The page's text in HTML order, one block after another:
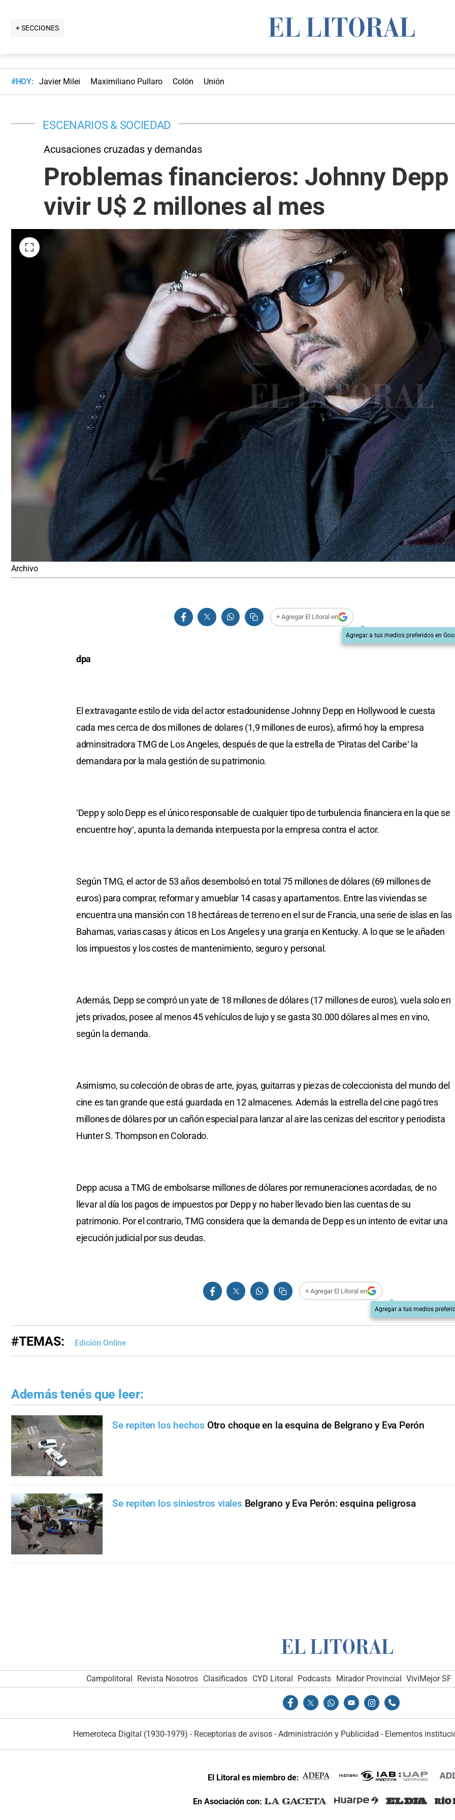
+ SECCIONES
#HOY: Javier Milei Maximiliano Pullaro Colón Unión
ESCENARIOS & SOCIEDAD
Acusaciones cruzadas y demandas
Problemas financieros: Johnny
vivir U$ 2 millones al mes
Archivo
+ Agregar El Litoral en
Agregar a tus medios preferidos en
dpa
El extravagante estilo de vida del actor estadounidense Johnny Depp en Hollywood le cuesta
cada mes cerca de dos millones de dolares (1,9 millones de euros), afirmó hoy la empresa
adminsitradora TMG de Los Angeles, después de que la estrella de ‘Piratas del Caribe‘ la
demandara por la mala gestión de su patrimonio.
‘Depp y solo Depp es el único responsable de cualquier tipo de turbulencia financiera en la que se
encuentre hoy‘, apunta la demanda interpuesta por la empresa contra el actor.
Según TMG, el actor de 53 años desembolsó en total 75 millones de dólares (69 millones de
euros) para comprar, reformar y amueblar 14 casas y apartamentos. Entre las viviendas se
encuentra una mansión con 18 hectáreas de terreno en el sur de Francia, una serie de islas en las
Bahamas, varias casas y áticos en Los Angeles y una granja en Kentucky. A lo que se le añaden
los impuestos y los costes de mantenimiento, seguro y personal.
Además, Depp se compró un yate de 18 millones de dólares (17 millones de euros), vuela solo en
jets privados, posee al menos 45 vehículos de lujo y se gasta 30.000 dólares al mes en vino,
según la demanda.
Asimismo, su colección de obras de arte, joyas, guitarras y piezas de coleccionista del mundo del
cine es tan grande que está guardada en 12 almacenes. Además la estrella del cine pagó tres
millones de dólares por un cañón especial para lanzar al aire las cenizas del escritor y periodista
Hunter S. Thompson en Colorado.
Depp acusa a TMG de embolsarse millones de dólares por remuneraciones acordadas, de no
llevar al día los pagos de impuestos por Depp y no haber llevado bien las cuentas de su
patrimonio. Por el contrario, TMG considera que la demanda de Depp es un intento de evitar una
ejecución judicial por sus deudas.
+ Agregar El Litoral en
Agregar a tus medios
#TEMAS: Edición Online
Además tenés que leer:
Se repiten los hechos Otro choque en la esquina de Belgrano y Eva Perón
Se repiten los siniestros viales Belgrano y Eva Perón: esquina peligrosa
Campolitoral Revista Nosotros Clasificados CYD Litoral Podcasts Mirador Provincial VivíMejor SF
Hemeroteca Digital (1930-1979) - Receptorías de avisos- Administración y Publicidad - Elementos
El Litoral es miembro de:
En Asociación con: